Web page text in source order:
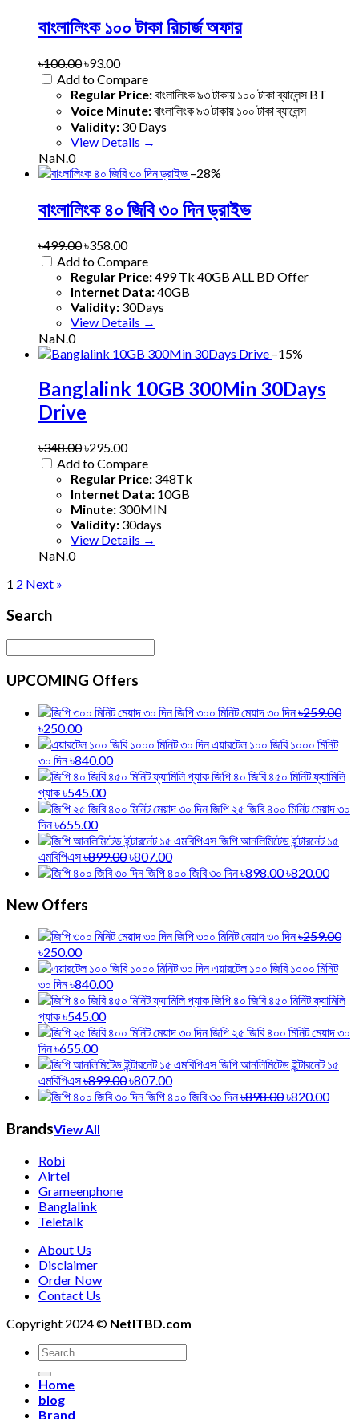
বাংলালিংক ১০০ টাকা রিচার্জ অফার
৳100.00৳93.00
Add to Compare
Regular Price:বাংলালিংক ৯৩ টাকায় ১০০ টাকা ব্যালেন্স BT
Voice Minute:বাংলালিংক ৯৩ টাকায় ১০০ টাকা ব্যালেন্স
Validity: 30 Days
View Details →
NaN.0
–28%
বাংলালিংক ৪০ জিবি ৩০ দিন ড্রাইভ
৳499.00৳358.00
Add to Compare
Regular Price:499 Tk 40GB ALL BD Offer
Internet Data:40GB
Validity: 30Days
View Details →
NaN.0
–15%
Banglalink 10GB 300Min 30Days
Drive
৳348.00৳295.00
Add to Compare
Regular Price: 348Tk
Internet Data: 10GB
Minute: 300MIN
Validity: 30days
View Details →
NaN.0
1 2 Next »
Search
UPCOMING Offers
জিপি ৩০০ মিনিট মেয়াদ ৩০ দিন৳259.00
৳250.00
এয়ারটেল ১০০ জিবি ১০০০ মিনিট
৩০ দিন৳840.00
জিপি ৪০ জিবি ৪৫০ মিনিট ফ্যামিলি
প্যাক৳545.00
জিপি ২৫ জিবি ৪০০ মিনিট মেয়াদ ৩০
দিন৳655.00
জিপি আনলিমিটেড ইন্টারনেট ১৫
এমবিপিএস৳899.00৳807.00
জিপি ৪০০ জিবি ৩০ দিন৳898.00৳820.00
New Offers
জিপি ৩০০ মিনিট মেয়াদ ৩০ দিন৳259.00
৳250.00
এয়ারটেল ১০০ জিবি ১০০০ মিনিট
৩০ দিন৳840.00
জিপি ৪০ জিবি ৪৫০ মিনিট ফ্যামিলি
প্যাক৳545.00
জিপি ২৫ জিবি ৪০০ মিনিট মেয়াদ ৩০
দিন৳655.00
জিপি আনলিমিটেড ইন্টারনেট ১৫
এমবিপিএস৳899.00৳807.00
জিপি ৪০০ জিবি ৩০ দিন৳898.00৳820.00
BrandsView All
Robi
Airtel
Grameenphone
Banglalink
Teletalk
About Us
Disclaimer
Order Now
Contact Us
Copyright 2024 © NetITBD.com
Home
blog
Brand